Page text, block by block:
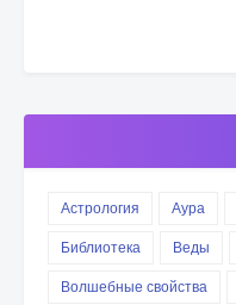
Астрология Аура
Библиотека
Веды
Волшебные свойства